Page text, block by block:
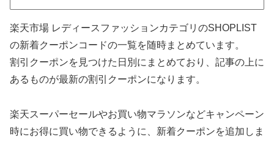
楽天市場 レディースファッションカテゴリのSHOPLIST
の新着クーポンコードの一覧を随時まとめています。
割引クーポンを見つけた日別にまとめており、記事の上に
あるものが最新の割引クーポンになります。
楽天スーパーセールやお買い物マラソンなどキャンペーン
時にお得に買い物できるように、新着クーポンを追加しま